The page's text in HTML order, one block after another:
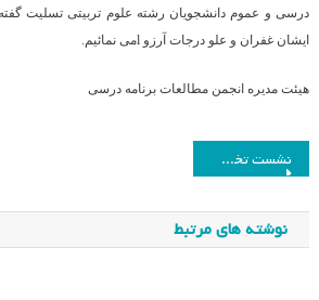
درسی و عموم دانشجویان رشته علوم تربیتی تسلیت
ایشان غفران و علو درجات آرزو lمی نمائیم
هیئت مدیره انجمن مطالعات برنامه درسی
راهبری
نوشته
نشست تخصصی گروپ روش‌شناسی پژوهش
نوشته های مرتبط